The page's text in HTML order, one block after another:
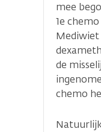
mee
1e
Mediwiet
de
chemo